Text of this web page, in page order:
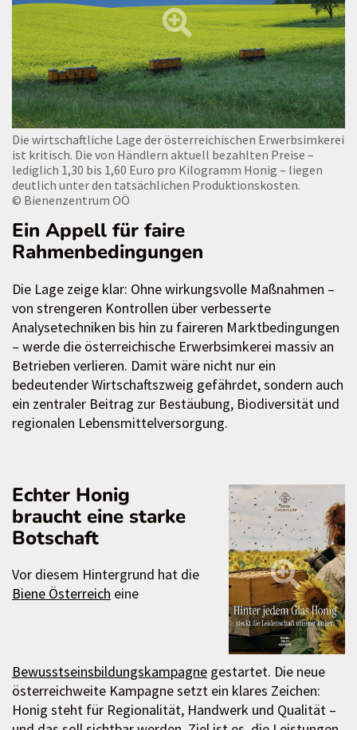
Die wirtschaftliche Lage der österreichischen Erwerbsimkerei
ist kritisch. Die von Händlern aktuell bezahlten Preise –
lediglich 1,30 bis 1,60 Euro pro Kilogramm Honig – liegen
deutlich unter den tatsächlichen Produktionskosten.
© Bienenzentrum OÖ
Ein Appell für faire
Rahmenbedingungen
Die Lage zeige klar: Ohne wirkungsvolle Maßnahmen –
von strengeren Kontrollen über verbesserte
Analysetechniken bis hin zu faireren Marktbedingungen
– werde die österreichische Erwerbsimkerei massiv an
Betrieben verlieren. Damit wäre nicht nur ein
bedeutender Wirtschaftszweig gefährdet, sondern auch
ein zentraler Beitrag zur Bestäubung, Biodiversität und
regionalen Lebensmittelversorgung.
Echter Honig
braucht eine starke
Botschaft
Vor diesem Hintergrund hat die
Biene Österreich eine
Bewusstseinsbildungskampagne gestartet. Die neue
österreichweite Kampagne setzt ein klares Zeichen:
Honig steht für Regionalität, Handwerk und Qualität –